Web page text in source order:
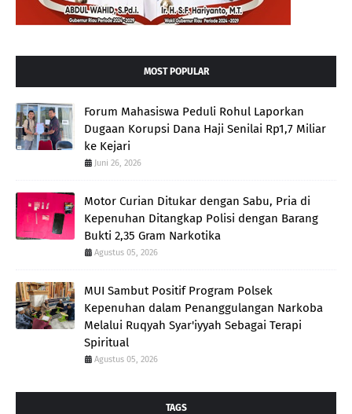
MOST POPULAR
Forum Mahasiswa Peduli Rohul Laporkan
Dugaan Korupsi Dana Haji Senilai Rp1,7 Miliar
ke Kejari
Juni 26, 2026
Motor Curian Ditukar dengan Sabu, Pria di
Kepenuhan Ditangkap Polisi dengan Barang
Bukti 2,35 Gram Narkotika
Agustus 05, 2026
MUI Sambut Positif Program Polsek
Kepenuhan dalam Penanggulangan Narkoba
Melalui Ruqyah Syar'iyyah Sebagai Terapi
Spiritual
Agustus 05, 2026
TAGS